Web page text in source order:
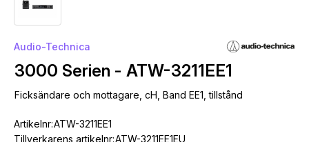
Audio-Technica
3000 Serien - ATW-3211EE1
Ficksändare och mottagare, cH, Band EE1, tillstånd
Artikelnr:ATW-3211EE1
Tillverkarens artikelnr:ATW-3211EE1EU